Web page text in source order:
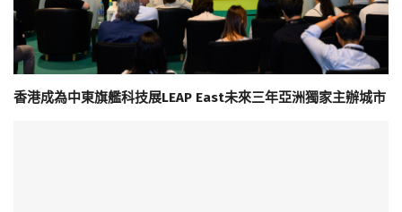
香港成為中東旗艦科技展LEAP East未來三年亞洲獨家主辦城市